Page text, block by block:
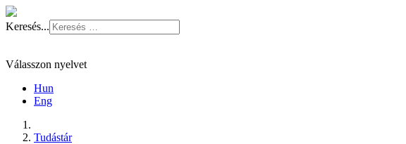
Keresés...
Válasszon nyelvet
Hun
Eng
Tudástár